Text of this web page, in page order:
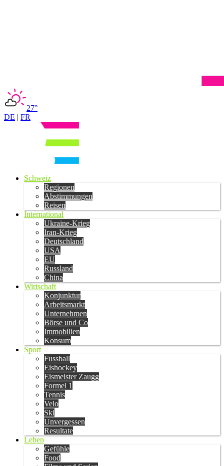
27°
DE | FR
Schweiz
Regionen
Abstimmungen
Reisen
International
Ukraine-Krieg
Iran-Krieg
Deutschland
USA
EU
Russland
China
Wirtschaft
Konjunktur
Arbeitsmarkt
Unternehmen
Börse und Co
Immobilien
Konsum
Sport
Fussball
Eishockey
Eismeister Zaugg
Formel 1
Tennis
Velo
Ski
Unvergessen
Resultate
Leben
Gefühle
Food